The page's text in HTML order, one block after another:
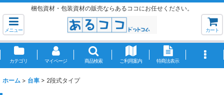
梱包資材・包装資材の販売ならあるココにお任せください。
メニュー カート
カテゴリ マイページ 商品検索 ご利用案内 特商法表示
ホーム > 台車 > 2段式タイプ